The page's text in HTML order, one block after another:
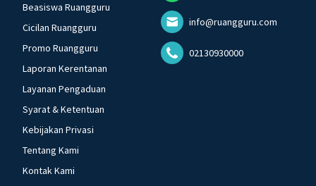
Beasiswa Ruangguru
Cicilan Ruangguru
Promo Ruangguru
Laporan Kerentanan
Layanan Pengaduan
Syarat & Ketentuan
Kebijakan Privasi
Tentang Kami
Kontak Kami
info@ruangguru.com
02130930000